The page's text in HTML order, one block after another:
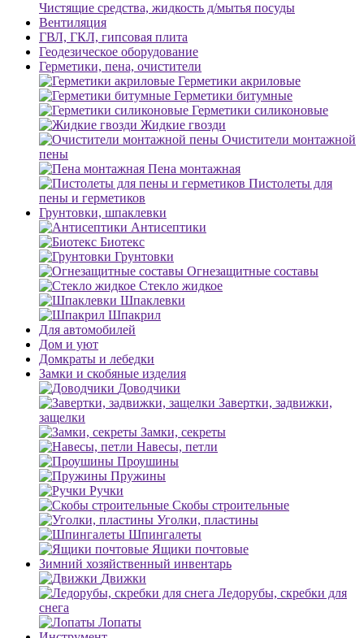
Чистящие средства, жидкость д/мытья посуды
Вентиляция
ГВЛ, ГКЛ, гипсовая плита
Геодезическое оборудование
Герметики, пена, очистители
Герметики акриловые
Герметики битумные
Герметики силиконовые
Жидкие гвозди
Очистители монтажной
пены
Пена монтажная
Пистолеты для
пены и герметиков
Грунтовки, шпаклевки
Антисептики
Биотекс
Грунтовки
Огнезащитные составы
Стекло жидкое
Шпаклевки
Шпакрил
Для автомобилей
Дом и уют
Домкраты и лебедки
Замки и скобяные изделия
Доводчики
Завертки, задвижки,
защелки
Замки, секреты
Навесы, петли
Проушины
Пружины
Ручки
Скобы строительные
Уголки, пластины
Шпингалеты
Ящики почтовые
Зимний хозяйственный инвентарь
Движки
Ледорубы, скребки для
снега
Лопаты